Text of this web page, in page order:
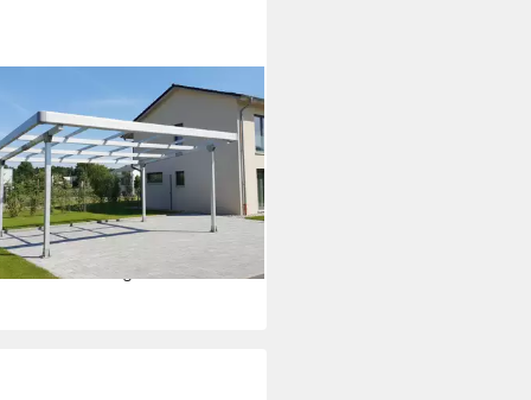
Carport Gestell für 2
mit Dachverkleidung &
Silber
€ UVP4.799,00 €
€mtl. in 48 Raten
- in 7-9 Werktagen bei dir